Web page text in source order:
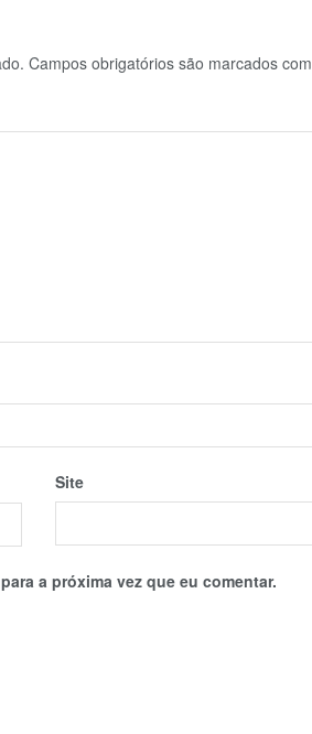
Campos obrigatórios são marcados com
Site
a próxima vez que eu comentar.